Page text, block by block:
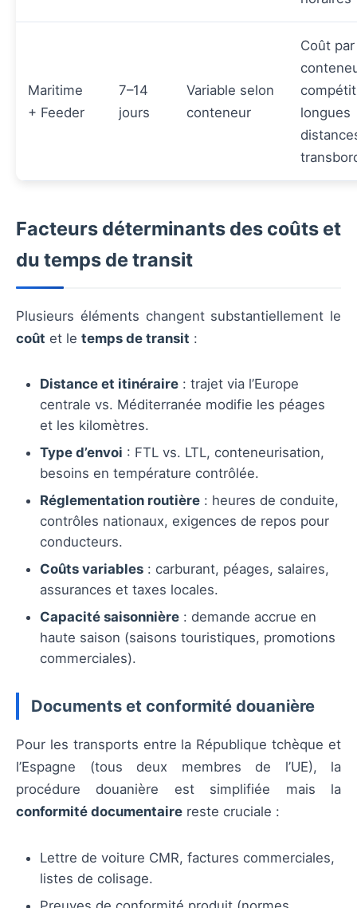
Maritime
+ Feeder
7–14
jours
Variable selon
conteneur
Coût par
longues
Facteurs déterminants des coûts et
du temps de transit
Plusieurs éléments changent substantiellement le
coût et le temps de transit :
Distance et itinéraire : trajet via l’Europe
centrale vs. Méditerranée modifie les péages
et les kilomètres.
Type d’envoi : FTL vs. LTL, conteneurisation,
besoins en température contrôlée.
Réglementation routière : heures de conduite,
contrôles nationaux, exigences de repos pour
conducteurs.
Coûts variables : carburant, péages, salaires,
assurances et taxes locales.
Capacité saisonnière : demande accrue en
haute saison (saisons touristiques, promotions
commerciales).
Documents et conformité douanière
Pour les transports entre la République tchèque et
l’Espagne (tous deux membres de l’UE), la
procédure douanière est simplifiée mais la
conformité documentaire reste cruciale :
Lettre de voiture CMR, factures commerciales,
listes de colisage.